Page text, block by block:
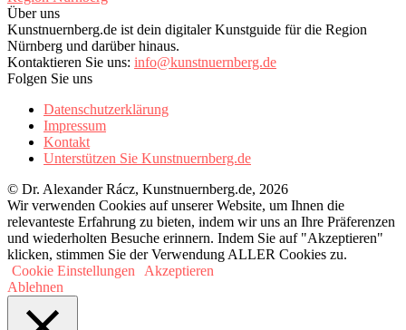
Über uns
Kunstnuernberg.de ist dein digitaler Kunstguide für die Region
Nürnberg und darüber hinaus.
Kontaktieren Sie uns: info@kunstnuernberg.de
Folgen Sie uns
Datenschutzerklärung
Impressum
Kontakt
Unterstützen Sie Kunstnuernberg.de
© Dr. Alexander Rácz, Kunstnuernberg.de, 2026
Wir verwenden Cookies auf unserer Website, um Ihnen die
relevanteste Erfahrung zu bieten, indem wir uns an Ihre Präferenzen
und wiederholten Besuche erinnern. Indem Sie auf "Akzeptieren"
klicken, stimmen Sie der Verwendung ALLER Cookies zu.
Cookie Einstellungen
Akzeptieren
Ablehnen